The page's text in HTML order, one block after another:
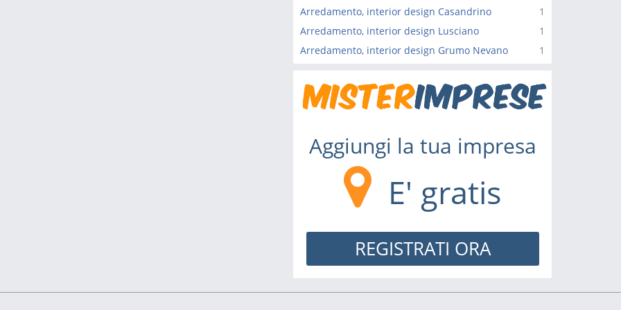
1
Arredamento, interior design Casandrino
1
Arredamento, interior design Lusciano
1
Arredamento, interior design Grumo Nevano
Aggiungi la tua impresa
E' gratis
REGISTRATI ORA